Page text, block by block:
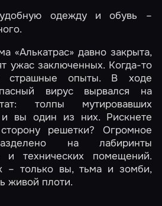
одежду и обувь –
«Алькатрас» давно закрыта,
ужас заключенных. Когда-то
страшные опыты. В ходе
вирус вырвался на
толпы мутировавших
вы один из них. Рискнете
решетки? Огромное
на лабиринты
и технических помещений.
– только вы, тьма и зомби,
живой плоти.